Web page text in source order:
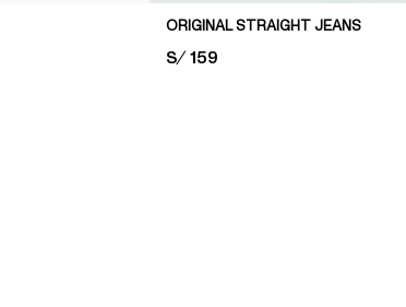
ORIGINAL STRAIGHT JEANS
PRICE:
S/ 159